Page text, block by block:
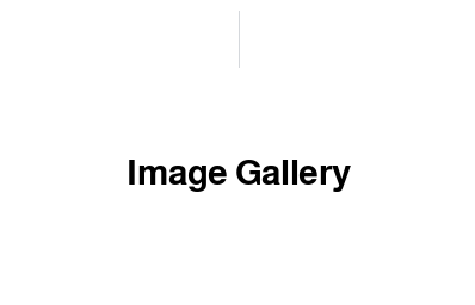
Image Gallery